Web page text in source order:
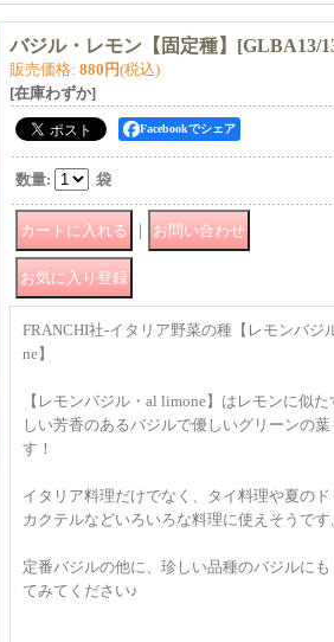
バジル・レモン【固定種】 [GLBA13/
販売価格: 880円(税込)
[在庫わずか]
Facebookでシェア
数量: 袋
｜
FRANCHI社-イタリア野菜の種【レモンバジ
ne】
【レモンバジル・al limone】はレモンに似
しい芳香のあるバジルで優しいグリーンの
す！
イタリア料理だけでなく、タイ料理や夏のド
カクテルなどいろいろな料理に使えそうです
定番バジルの他に、珍しい品種のバジルにも
てみてください♪